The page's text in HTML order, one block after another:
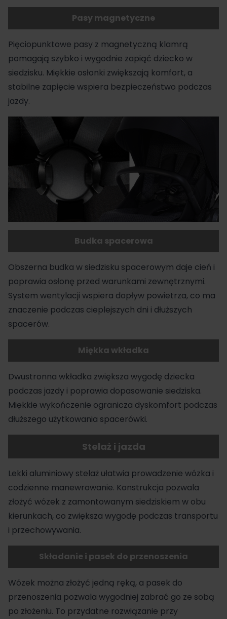
Pasy magnetyczne
Pięciopunktowe pasy z magnetyczną klamrą
pomagają szybko i wygodnie zapiąć dziecko w
siedzisku. Miękkie osłonki zwiększają komfort, a
stabilne zapięcie wspiera bezpieczeństwo podczas
jazdy.
Budka spacerowa
Obszerna budka w siedzisku spacerowym daje cień i
poprawia osłonę przed warunkami zewnętrznymi.
System wentylacji wspiera dopływ powietrza, co ma
znaczenie podczas cieplejszych dni i dłuższych
spacerów.
Miękka wkładka
Dwustronna wkładka zwiększa wygodę dziecka
podczas jazdy i poprawia dopasowanie siedziska.
Miękkie wykończenie ogranicza dyskomfort podczas
dłuższego użytkowania spacerówki.
Stelaż i jazda
Lekki aluminiowy stelaż ułatwia prowadzenie wózka i
codzienne manewrowanie. Konstrukcja pozwala
złożyć wózek z zamontowanym siedziskiem w obu
kierunkach, co zwiększa wygodę podczas transportu
i przechowywania.
Składanie i pasek do przenoszenia
Wózek można złożyć jedną ręką, a pasek do
przenoszenia pozwala wygodniej zabrać go ze sobą
po złożeniu. To przydatne rozwiązanie przy